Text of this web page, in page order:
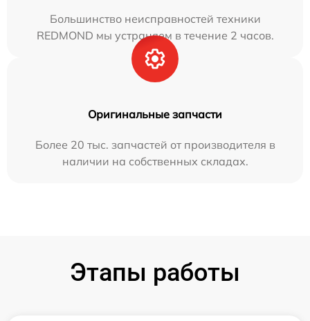
Большинство неисправностей техники
REDMOND мы устраняем в течение 2 часов.
Оригинальные запчасти
Более 20 тыс. запчастей от производителя в
наличии на собственных складах.
Этапы работы